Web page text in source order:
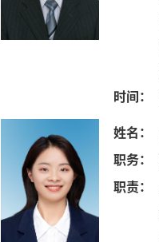
时间：
姓名：
职务：
职责：